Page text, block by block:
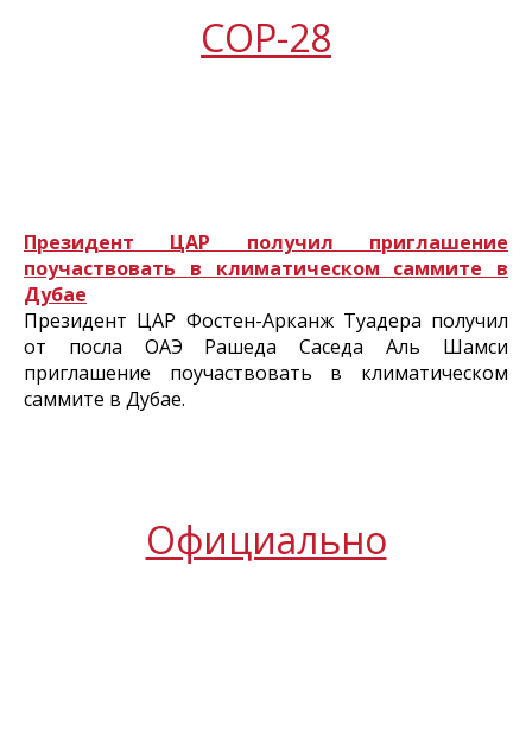
COP-28
Президент ЦАР получил приглашение
поучаствовать в климатическом саммите в
Дубае
Президент ЦАР Фостен-Арканж Туадера получил
от посла ОАЭ Рашеда Саседа Аль Шамси
приглашение поучаствовать в климатическом
саммите в Дубае.
Официально